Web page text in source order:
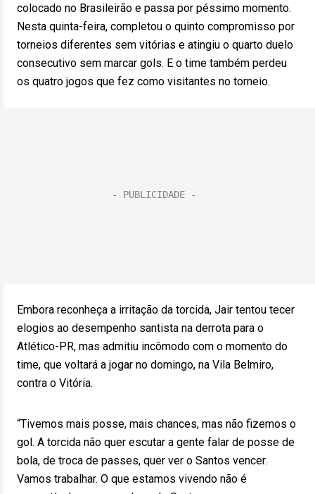
colocado no Brasileirão e passa por péssimo momento.
Nesta quinta-feira, completou o quinto compromisso por
torneios diferentes sem vitórias e atingiu o quarto duelo
consecutivo sem marcar gols. E o time também perdeu
os quatro jogos que fez como visitantes no torneio.
Embora reconheça a irritação da torcida, Jair tentou tecer
elogios ao desempenho santista na derrota para o
Atlético-PR, mas admitiu incômodo com o momento do
time, que voltará a jogar no domingo, na Vila Belmiro,
contra o Vitória.
“Tivemos mais posse, mais chances, mas não fizemos o
gol. A torcida não quer escutar a gente falar de posse de
bola, de troca de passes, quer ver o Santos vencer.
Vamos trabalhar. O que estamos vivendo não é